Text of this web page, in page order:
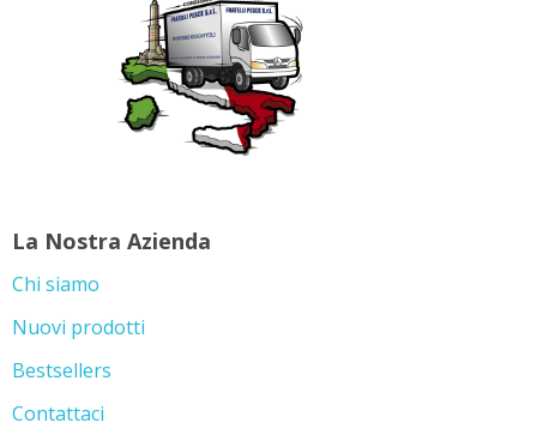
La Nostra Azienda
Chi siamo
Nuovi prodotti
Bestsellers
Contattaci